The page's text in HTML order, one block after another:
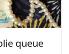
queue